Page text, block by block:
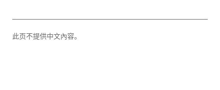
此页不提供中文內容。